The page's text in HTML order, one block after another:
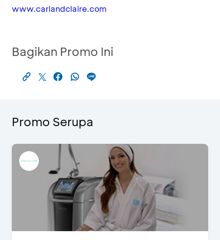
www.carlandclaire.com
Bagikan Promo Ini
Promo Serupa